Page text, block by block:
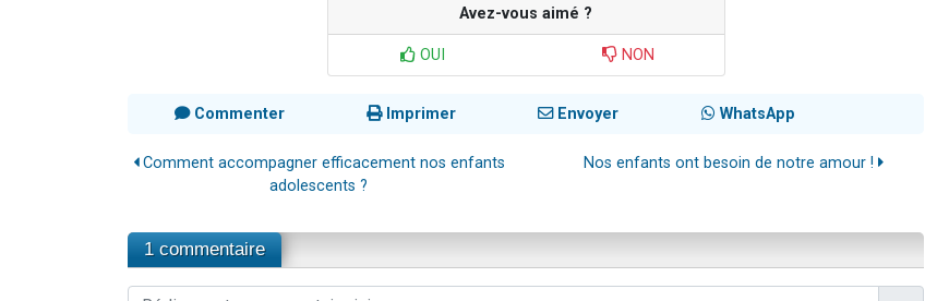
Avez-vous aimé ?
OUI NON
Commenter Imprimer Envoyer WhatsApp
Comment accompagner efficacement nos enfants
adolescents ?
Nos enfants ont besoin de notre amour !
1 commentaire